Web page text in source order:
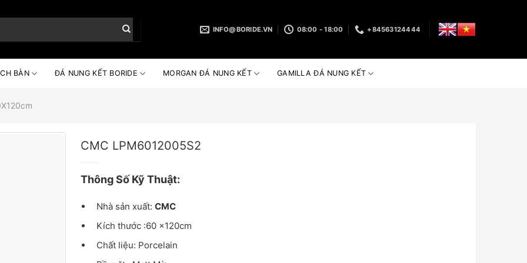
INFO@BORIDE.VN 08:00 - 18:00 +84563124444
BÀN ĐÁ NUNG KẾT BORIDE MORGAN ĐÁ NUNG KẾT GAMILLA ĐÁ NUNG KẾT
CMC LPM6012005S2
Thông Số Kỹ Thuật:
Nhà sản xuất: CMC
Kích thước :60 x120cm
Chất liệu: Porcelain